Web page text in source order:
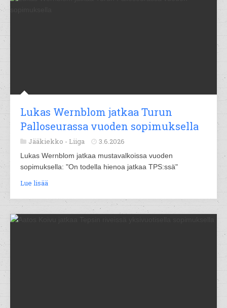
Lukas Wernblom jatkaa Turun
Palloseurassa vuoden sopimuksella
Jääkiekko - Liiga 3.6.2026
Lukas Wernblom jatkaa mustavalkoissa vuoden
sopimuksella: "On todella hienoa jatkaa TPS:ssä"
Lue lisää